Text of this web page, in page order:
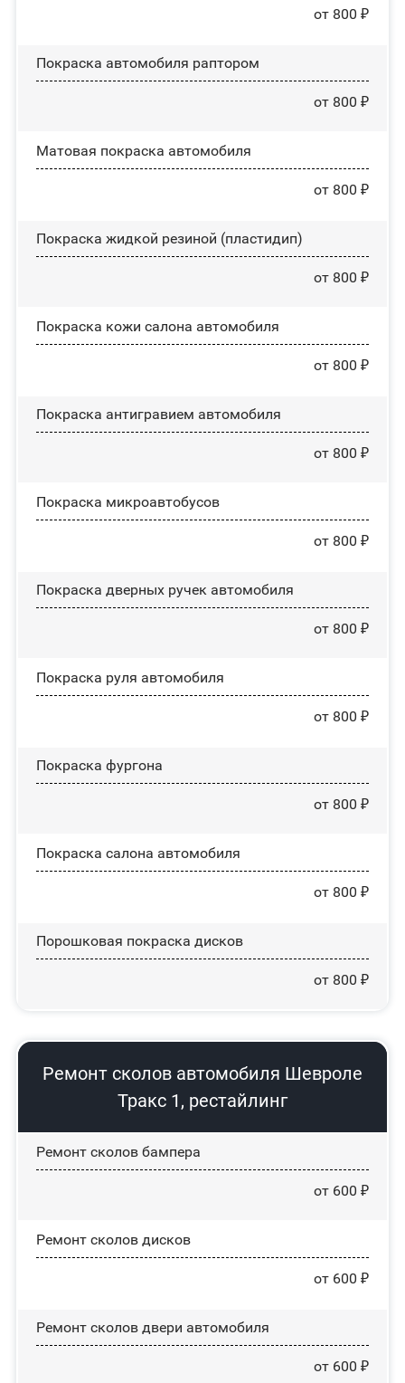
от 800 ₽
Покраска автомобиля раптором
от 800 ₽
Матовая покраска автомобиля
от 800 ₽
Покраска жидкой резиной (пластидип)
от 800 ₽
Покраска кожи салона автомобиля
от 800 ₽
Покраска антигравием автомобиля
от 800 ₽
Покраска микроавтобусов
от 800 ₽
Покраска дверных ручек автомобиля
от 800 ₽
Покраска руля автомобиля
от 800 ₽
Покраска фургона
от 800 ₽
Покраска салона автомобиля
от 800 ₽
Порошковая покраска дисков
от 800 ₽
Ремонт сколов автомобиля Шевроле
Тракс 1, рестайлинг
Ремонт сколов бампера
от 600 ₽
Ремонт сколов дисков
от 600 ₽
Ремонт сколов двери автомобиля
от 600 ₽